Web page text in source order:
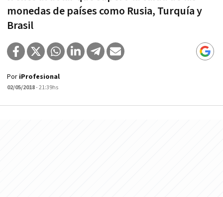
monedas de países como Rusia, Turquía y
Brasil
Por iProfesional
02/05/2018- 21:39hs